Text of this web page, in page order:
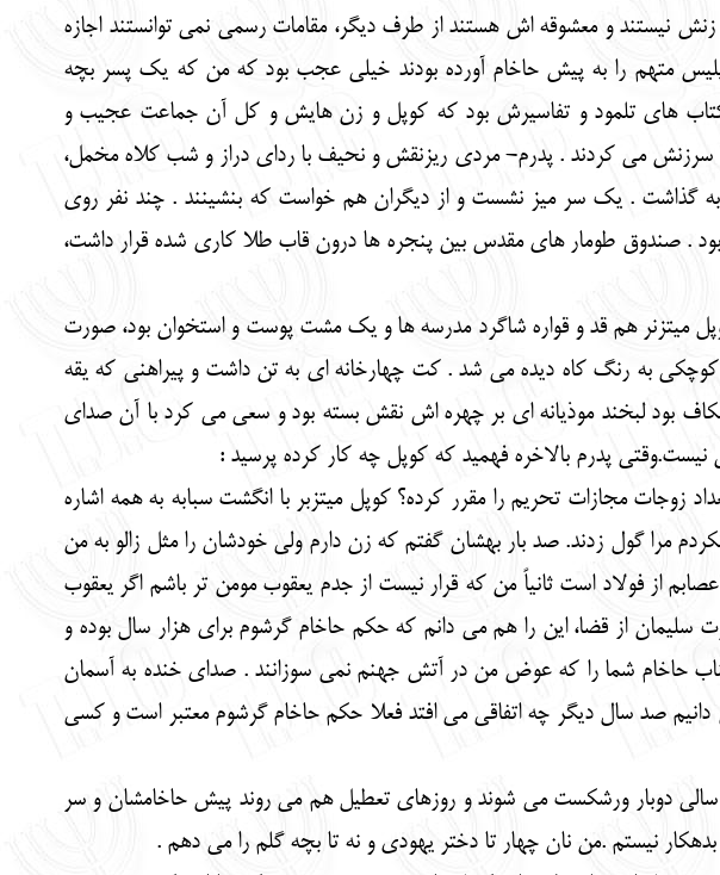
زنش نیستند و معشوقه اش هستند از طرف دیگر، مقامات رسمی نمی توانستند اجازه
پلیس متهم را به پیش حاخام آورده بودند خیلی عجب بود که من که یک پسر بچه
کتاب های تلمود و تفاسیرش بود که کوپل و زن هایش و کل آن جماعت عجیب و
سرزنش می کردند . پدرم- مردی ریزنقش و نحیف با ردای دراز و شب کلاه مخمل،
گذاشت . یک سر میز نشست و از دیگران هم خواست که بنشینند . چند نفر روی
. صندوق طومار های مقدس بین پنجره ها درون قاب طلا کاری شده قرار داشت،
میتزنر هم قد و قواره شاگرد مدرسه ها و یک مشت پوست و استخوان بود، صورت
به رنگ کاه دیده می شد . کت چهارخانه ای به تن داشت و پیراهنی که یقه
لبخند موذیانه ای بر چهره اش نقش بسته بود و سعی می کرد با آن صدای
پدرم بالاخره فهمید که کوپل چه کار کرده پرسید :
مجازات تحریم را مقرر کرده؟ کوپل میتزبر با انگشت سبابه به همه اشاره
مرا گول زدند. صد بار بهشان گفتم که زن دارم ولی خودشان را مثل زالو به من
از فولاد است ثانیاً من که قرار نیست از جدم یعقوب مومن تر باشم اگر یعقوب
از قضا، این را هم می دانم که حکم حاخام گرشوم برای هزار سال بوده و
حاخام شما را که عوض من در آتش جهنم نمی سوزانند . صدای خنده به آسمان
صد سال دیگر چه اتفاقی می افتد فعلا حکم حاخام گرشوم معتبر است و کسی
دوبار ورشکست می شوند و روزهای تعطیل هم می روند پیش حاخامشان و سر
نیستم .من نان چهار تا دختر یهودی و نه تا بچه گلم را می دهم .